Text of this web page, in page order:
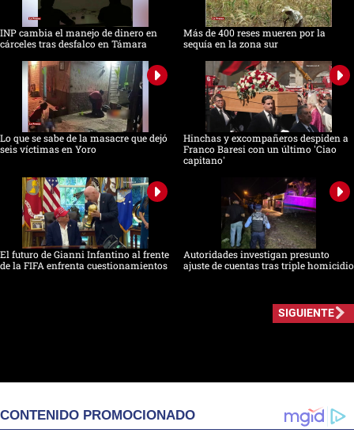
INP cambia el manejo de dinero en
cárceles tras desfalco en Támara
Más de 400 reses mueren por la
sequía en la zona sur
Lo que se sabe de la masacre que dejó
seis víctimas en Yoro
Hinchas y excompañeros despiden a
Franco Baresi con un último 'Ciao
capitano'
El futuro de Gianni Infantino al frente
de la FIFA enfrenta cuestionamientos
Autoridades investigan presunto
ajuste de cuentas tras triple homicidio
SIGUIENTE
CONTENIDO PROMOCIONADO